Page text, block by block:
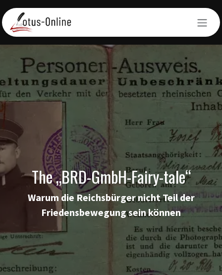
Zum Inhalt springen
The „BRD-GmbH-Fairy-tale“
Warum die Reichsbürger nicht Teil der
Friedensbewegung sein können